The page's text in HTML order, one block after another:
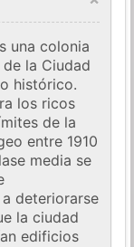
una colonia
la Ciudad
histórico.
los ricos
de la
entre 1910
media se
deteriorarse
la ciudad
edificios